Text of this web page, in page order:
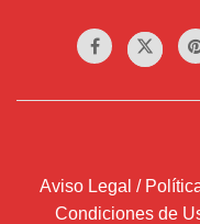
Aviso Legal /
Condiciones de